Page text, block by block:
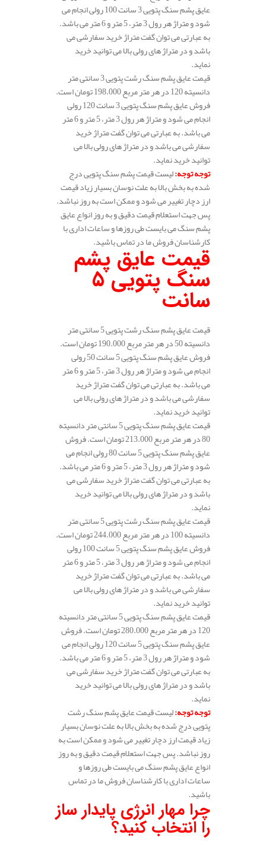
عایق پشم سنگ پتویی 3 سانت 100 رولی انجام می
شود و متراژ هر رول 3 متر، 5 متر و 6 متر می باشد.
به عبارتی می توان گفت متراژ خرید سفارشی می
باشد و در متراژ های رولی بالا می توانید خرید
نماید.
قیمت عایق پشم سنگ رشت پتویی 3 سانتی متر
دانسیته 120 در هر متر مربع 198.000 تومان است.
فروش عایق پشم سنگ پتویی 3 سانت 120 رولی
انجام می شود و متراژ هر رول 3 متر، 5 متر و 6 متر
می باشد. به عبارتی می توان گفت متراژ خرید
سفارشی می باشد و در متراژ های رولی بالا می
توانید خرید نماید.
توجه توجه:لیست قیمت پشم سنگ پتویی درج
شده به بخش بالا به علت نوسان بسیار زیاد قیمت
ارز دچار تغییر می شود و ممکن است به روز نباشد.
پس جهت استعلام قیمت دقیق و به روز انواع عایق
پشم سنگ می بایست طی روزها و ساعات اداری با
کارشناسان فروش ما در تماس باشید.
قیمت عایق پشم
سنگ پتویی 5
سانت
قیمت عایق پشم سنگ رشت پتویی 5 سانتی متر
دانسیته 50 در هر متر مربع 190.000 تومان است.
فروش عایق پشم سنگ پتویی 5 سانت 50 رولی
انجام می شود و متراژ هر رول 3 متر، 5 متر و 6 متر
می باشد. به عبارتی می توان گفت متراژ خرید
سفارشی می باشد و در متراژ های رولی بالا می
توانید خرید نماید.
قیمت عایق پشم سنگ پتویی 5 سانتی متر دانسیته
80 در هر متر مربع 213.000 تومان است. فروش
عایق پشم سنگ پتویی 5 سانت 80 رولی انجام می
شود و متراژ هر رول 3 متر، 5 متر و 6 متر می باشد.
به عبارتی می توان گفت متراژ خرید سفارشی می
باشد و در متراژ های رولی بالا می توانید خرید
نماید.
قیمت عایق پشم سنگ رشت پتویی 5 سانتی متر
دانسیته 100 در هر متر مربع 244.000 تومان است.
فروش عایق پشم سنگ پتویی 5 سانت 100 رولی
انجام می شود و متراژ هر رول 3 متر، 5 متر و 6 متر
می باشد. به عبارتی می توان گفت متراژ خرید
سفارشی می باشد و در متراژ های رولی بالا می
توانید خرید نماید.
قیمت عایق پشم سنگ پتویی 5 سانتی متر دانسیته
120 در هر متر مربع 280.000 تومان است. فروش
عایق پشم سنگ پتویی 5 سانت 120 رولی انجام می
شود و متراژ هر رول 3 متر، 5 متر و 6 متر می باشد.
به عبارتی می توان گفت متراژ خرید سفارشی می
باشد و در متراژ های رولی بالا می توانید خرید
نماید.
توجه توجه:لیست قیمت عایق پشم سنگ رشت
پتویی درج شده به بخش بالا به علت نوسان بسیار
زیاد قیمت ارز دچار تغییر می شود و ممکن است به
روز نباشد. پس جهت استعلام قیمت دقیق و به روز
انواع عایق پشم سنگ می بایست طی روزها و
ساعات اداری با کارشناسان فروش ما در تماس
باشید.
چرا مهار انرژی پایدار ساز
را انتخاب کنید؟